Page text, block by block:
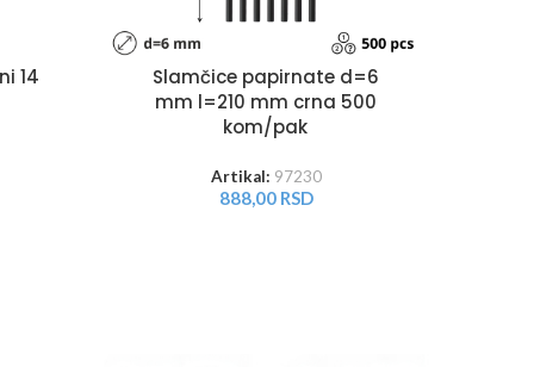
14
Slamčice papirnate d=6
mm l=210 mm crna 500
kom/pak
Artikal: 97230
888,00 RSD